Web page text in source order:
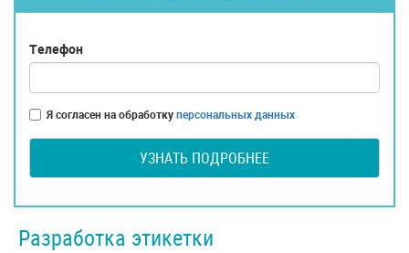
Телефон
Я согласен на обработкуперсональных данных
УЗНАТЬ ПОДРОБНЕЕ
Разработка этикетки